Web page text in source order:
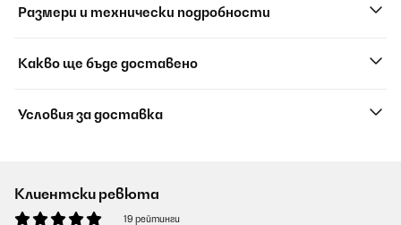
Размери и технически подробности
Какво ще бъде доставено
Условия за доставка
Клиентски ревюта
19 рейтинги